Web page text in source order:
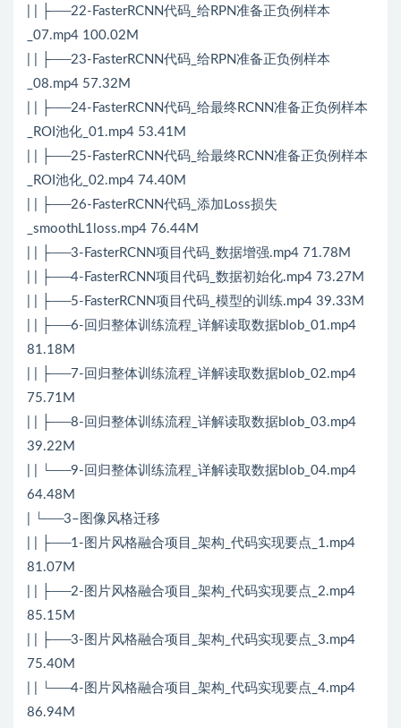
| | ├──22-FasterRCNN代码_给RPN准备正负例样本
_07.mp4 100.02M
| | ├──23-FasterRCNN代码_给RPN准备正负例样本
_08.mp4 57.32M
| | ├──24-FasterRCNN代码_给最终RCNN准备正负例样本
_ROI池化_01.mp4 53.41M
| | ├──25-FasterRCNN代码_给最终RCNN准备正负例样本
_ROI池化_02.mp4 74.40M
| | ├──26-FasterRCNN代码_添加Loss损失
_smoothL1loss.mp4 76.44M
| | ├──3-FasterRCNN项目代码_数据增强.mp4 71.78M
| | ├──4-FasterRCNN项目代码_数据初始化.mp4 73.27M
| | ├──5-FasterRCNN项目代码_模型的训练.mp4 39.33M
| | ├──6-回归整体训练流程_详解读取数据blob_01.mp4
81.18M
| | ├──7-回归整体训练流程_详解读取数据blob_02.mp4
75.71M
| | ├──8-回归整体训练流程_详解读取数据blob_03.mp4
39.22M
| | └──9-回归整体训练流程_详解读取数据blob_04.mp4
64.48M
| └──3–图像风格迁移
| | ├──1-图片风格融合项目_架构_代码实现要点_1.mp4
81.07M
| | ├──2-图片风格融合项目_架构_代码实现要点_2.mp4
85.15M
| | ├──3-图片风格融合项目_架构_代码实现要点_3.mp4
75.40M
| | └──4-图片风格融合项目_架构_代码实现要点_4.mp4
86.94M